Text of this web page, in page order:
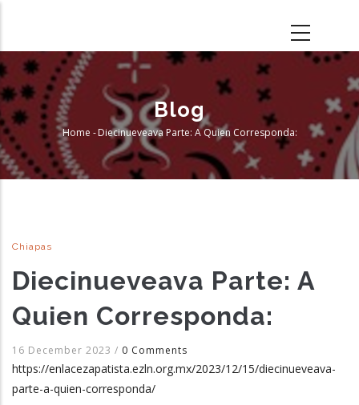
main
content
Blog
Breadcrumb
Home - Diecinueveava Parte: A Quien Corresponda:
Chiapas
Diecinueveava Parte: A
Quien Corresponda:
16 December 2023 / 0 Comments
https://enlacezapatista.ezln.org.mx/2023/12/15/diecinueveava-
parte-a-quien-corresponda/